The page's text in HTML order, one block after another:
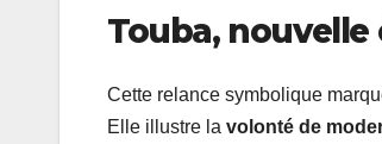
Touba,
Cette relance symbolique
Elle illustre la volonté de